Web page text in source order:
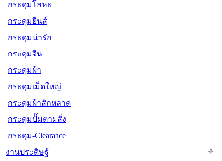
กระดุมโลหะ
กระดุมยีนส์
กระดุมน่ารัก
กระดุมจีน
กระดุมผ้า
กระดุมเม็ดใหญ่
กระดุมผ้าสักหลาด
กระดุมปั๊มตามสั่ง
กระดุม-Clearance
งานประดิษฐ์